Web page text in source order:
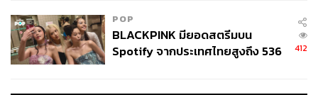
POP
BLACKPINK มียอดสตรีมบน
Spotify จากประเทศไทยสูงถึง 536
412